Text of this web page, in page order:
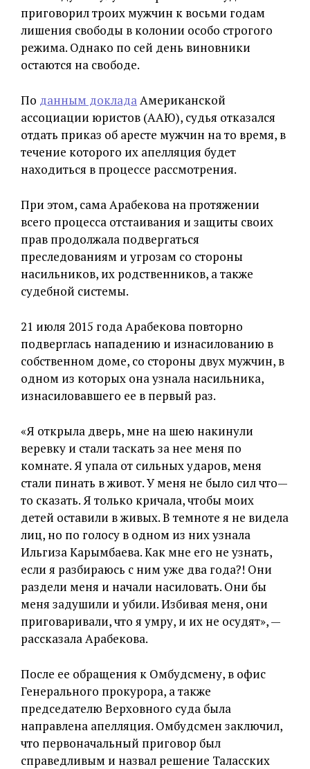
приговорил троих мужчин к восьми годам
лишения свободы в колонии особо строгого
режима. Однако по сей день виновники
остаются на свободе.
По данным докладаАмериканской
ассоциации юристов (ААЮ), судья отказался
отдать приказ об аресте мужчин на то время, в
течение которого их апелляция будет
находиться в процессе рассмотрения.
При этом, сама Арабекова на протяжении
всего процесса отстаивания и защиты своих
прав продолжала подвергаться
преследованиям и угрозам со стороны
насильников, их родственников, а также
судебной системы.
21 июля 2015 года Арабекова повторно
подверглась нападению и изнасилованию в
собственном доме, со стороны двух мужчин, в
одном из которых она узнала насильника,
изнасиловавшего ее в первый раз.
«Я открыла дверь, мне на шею накинули
веревку и стали таскать за нее меня по
комнате. Я упала от сильных ударов, меня
стали пинать в живот. У меня не было сил что—
то сказать. Я только кричала, чтобы моих
детей оставили в живых. В темноте я не видела
лиц, но по голосу в одном из них узнала
Ильгиза Карымбаева. Как мне его не узнать,
если я разбираюсь с ним уже два года?! Они
раздели меня и начали насиловать. Они бы
меня задушили и убили. Избивая меня, они
приговаривали, что я умру, и их не осудят», —
рассказала Арабекова.
После ее обращения к Омбудсмену, в офис
Генерального прокурора, а также
председателю Верховного суда была
направлена апелляция. Омбудсмен заключил,
что первоначальный приговор был
справедливым и назвал решение Таласских